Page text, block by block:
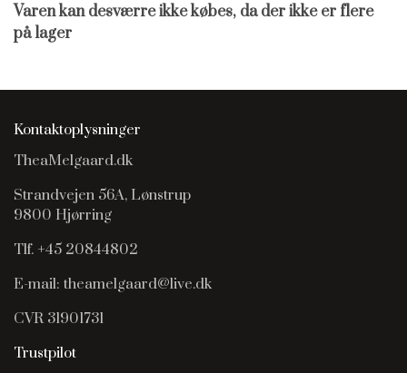
Varen kan desværre ikke købes, da der ikke er flere
på lager
Kontaktoplysninger
TheaMelgaard.dk
Strandvejen 56A, Lønstrup
9800 Hjørring
Tlf. +45 20844802
E-mail: theamelgaard@live.dk
CVR 31901731
Trustpilot